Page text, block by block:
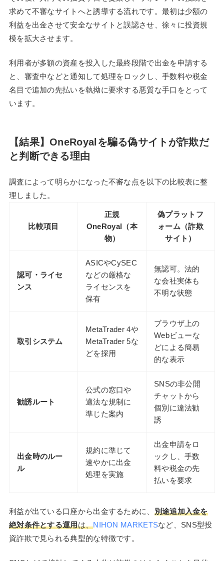
求めて不審なサイトへと誘導する流れです。最初は少額の
利益を出金させて安全なサイトと誤認させ、徐々に投資規
模を拡大させます。
利用者が多額の資産を投入した最終段階で出金を申請する
と、審査中などと通知して処理をロックし、手数料や税金
名目で追加の先払いを執拗に要求する悪質な手口をとって
います。
【結果】OneRoyalを騙る偽サイトが詐欺だ
と判断できる理由
調査によって明らかになった不審な点を以下の比較表に整
理しました。
比較項目
正規
OneRoyal（本
物）
偽プラットフ
ォーム（詐欺
サイト）
認可・ライセ
ンス
ASICやCySEC
などの厳格な
ライセンスを
保有
無認可。法的
な会社実体も
不明な状態
取引システム
MetaTrader 4や
MetaTrader 5な
どを採用
ブラウザ上の
Webビューな
どによる簡易
的な表示
勧誘ルート
公式の窓口や
適法な規制に
準じた案内
SNSの非公開
チャットから
個別に違法勧
誘
出金時のルー
ル
規約に準じて
速やかに出金
処理を実施
出金申請をロ
ックし、手数
料や税金の先
払いを要求
利益が出ている口座から出金するために、 別途追加入金を
絶対条件とする運用は、NIHON MARKETSなど、SNS型投
資詐欺で見られる典型的な特徴です。